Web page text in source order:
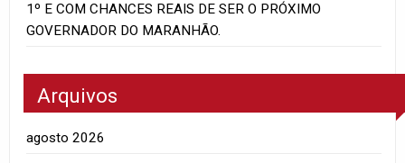
1º E COM CHANCES REAIS DE SER O PRÓXIMO
GOVERNADOR DO MARANHÃO.
Arquivos
agosto 2026